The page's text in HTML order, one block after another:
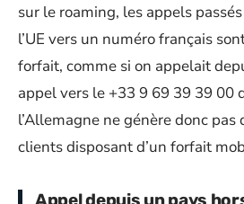
sur le roaming, les appels
l’UE vers un numéro français
forfait, comme si on appelait
appel vers le +33 9 69 39 39 00
l’Allemagne ne génère donc
clients disposant d’un forfait
Appel depuis un pays